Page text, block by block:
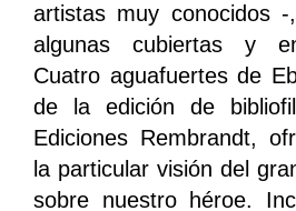
artistas muy conocidos
algunas cubiertas y
Cuatro aguafuertes de
de la edición de
Ediciones Rembrandt,
la particular visión del
sobre nuestro héroe.